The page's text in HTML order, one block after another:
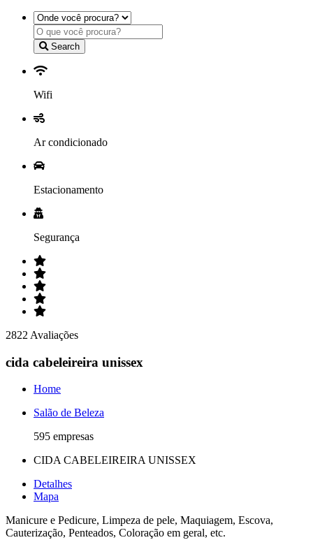
Search
Wifi
Ar condicionado
Estacionamento
Segurança
2822 Avaliações
cida cabeleireira unissex
Home
Salão de Beleza
595 empresas
CIDA CABELEIREIRA UNISSEX
Detalhes
Mapa
Manicure e Pedicure, Limpeza de pele, Maquiagem, Escova,
Cauterização, Penteados, Coloração em geral, etc.